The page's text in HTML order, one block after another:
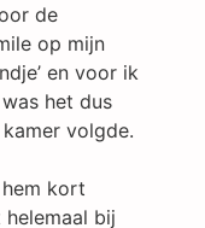
de
op mijn
en voor ik
het dus
volgde.
kort
bij